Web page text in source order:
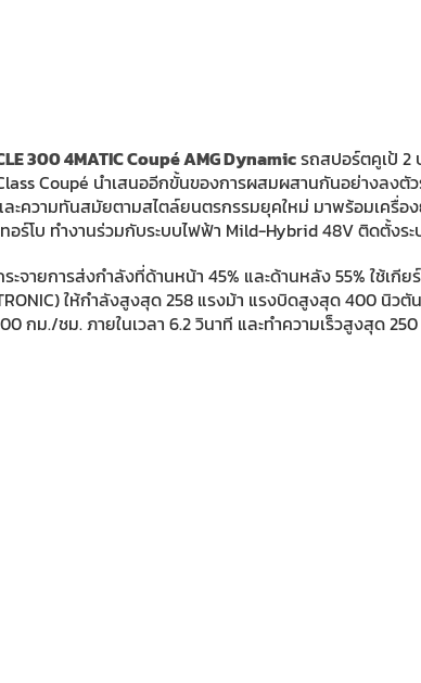
300 4MATIC Coupé AMG Dynamicรถสปอร์ตคูเป้ 2
Coupé นำเสนออีกขั้นของการผสมผสานกันอย่างลงตั
ละความทันสมัยตามสไตล์ยนตรกรรมยุคใหม่ มาพร้อมเครื่อ
ทอร์โบ ทำงานร่วมกับระบบไฟฟ้า Mild-Hybrid 48V ติดตั้งร
ะจายการส่งกำลังที่ด้านหน้า 45% และด้านหลัง 55% ใช้เกี
ให้กำลังสูงสุด 258 แรงม้า แรงบิดสูงสุด 400 นิวตั
กม./ชม. ภายในเวลา 6.2 วินาที และทำความเร็วสูงสุด